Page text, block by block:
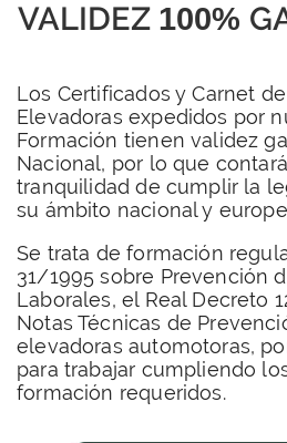
VALIDEZ 100%
Los Certificados y Carnet
Elevadoras expedidos por
Formación tienen validez
Nacional, por lo que
tranquilidad de cumplir la
su ámbito nacional y
Se trata de formación
31/1995 sobre Prevención
Laborales, el Real Decreto
Notas Técnicas de
elevadoras automotoras,
para trabajar cumpliendo
formación requeridos.